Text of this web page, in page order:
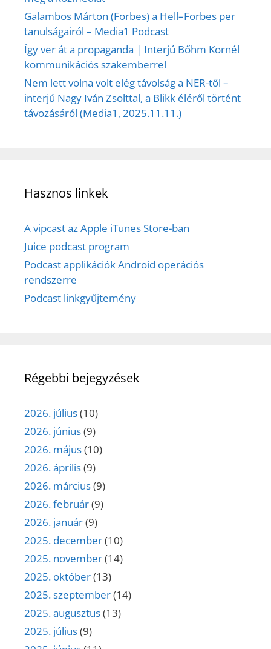
Galambos Márton (Forbes) a Hell–Forbes per
tanulságairól – Media1 Podcast
Így ver át a propaganda | Interjú Bőhm Kornél
kommunikációs szakemberrel
Nem lett volna volt elég távolság a NER-től –
interjú Nagy Iván Zsolttal, a Blikk éléről történt
távozásáról (Media1, 2025.11.11.)
Hasznos linkek
A vipcast az Apple iTunes Store-ban
Juice podcast program
Podcast applikációk Android operációs
rendszerre
Podcast linkgyűjtemény
Régebbi bejegyzések
2026. július(10)
2026. június(9)
2026. május(10)
2026. április(9)
2026. március(9)
2026. február(9)
2026. január(9)
2025. december(10)
2025. november(14)
2025. október(13)
2025. szeptember(14)
2025. augusztus(13)
2025. július(9)